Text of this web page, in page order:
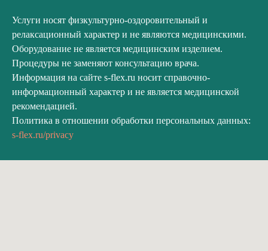
Услуги носят физкультурно-оздоровительный и
релаксационный характер и не являются медицинскими.
Оборудование не является медицинским изделием.
Процедуры не заменяют консультацию врача.
Информация на сайте s-flex.ru носит справочно-
информационный характер и не является медицинской
рекомендацией.
Политика в отношении обработки персональных данных:
s-flex.ru/privacy